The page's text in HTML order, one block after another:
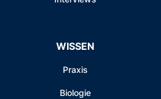
WISSEN
Praxis
Biologie